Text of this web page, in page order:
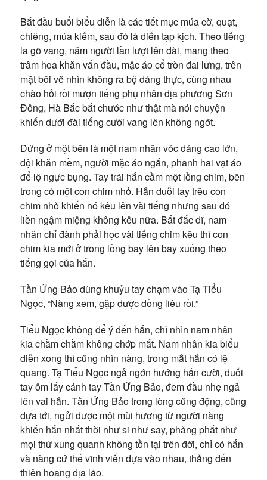
Bắt đầu buổi biểu diễn là các tiết mục múa cờ, quạt,
chiêng, múa kiếm, sau đó là diễn tạp kịch. Theo tiếng
la gõ vang, năm người lần lượt lên đài, mang theo
trâm hoa khăn vấn đầu, mặc áo cổ tròn đai lưng, trên
mặt bôi vẽ nhìn không ra bộ dáng thực, cùng nhau
chào hỏi rồi mượn tiếng phụ nhân địa phương Sơn
Đông, Hà Bắc bắt chước như thật mà nói chuyện
khiến dưới đài tiếng cười vang lên không ngớt.
Đứng ở một bên là một nam nhân vóc dáng cao lớn,
đội khăn mềm, người mặc áo ngắn, phanh hai vạt áo
để lộ ngực bụng. Tay trái hắn cầm một lồng chim, bên
trong có một con chim nhỏ. Hắn duỗi tay trêu con
chim nhỏ khiến nó kêu lên vài tiếng nhưng sau đó
liền ngậm miệng không kêu nữa. Bất đắc dĩ, nam
nhân chỉ đành phải học vài tiếng chim kêu thì con
chim kia mới ở trong lồng bay lên bay xuống theo
tiếng gọi của hắn.
Tần Ứng Bảo dùng khuỷu tay chạm vào Tạ Tiểu
Ngọc, “Nàng xem, gặp được đồng liêu rồi.”
Tiểu Ngọc không để ý đến hắn, chỉ nhìn nam nhân
kia chằm chằm không chớp mắt. Nam nhân kia biểu
diễn xong thì cũng nhìn nàng, trong mắt hắn có lệ
quang. Tạ Tiểu Ngọc ngả ngớn hướng hắn cười, duỗi
tay ôm lấy cánh tay Tần Ứng Bảo, đem đầu nhẹ ngả
lên vai hắn. Tần Ứng Bảo trong lòng cũng động, cũng
dựa tới, ngửi được một mùi hương từ người nàng
khiến hắn nhất thời như si như say, phảng phất như
mọi thứ xung quanh không tồn tại trên đời, chỉ có hắn
và nàng cứ thế vĩnh viễn dựa vào nhau, thẳng đến
thiên hoang địa lão.